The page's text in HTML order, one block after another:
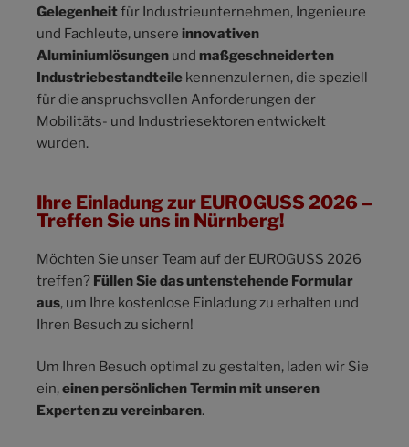
Gelegenheitfür Industrieunternehmen, Ingenieure
und Fachleute, unsere innovativen
Aluminiumlösungen und maßgeschneiderten
Industriebestandteile kennenzulernen, die speziell
für die anspruchsvollen Anforderungen der
Mobilitäts- und Industriesektoren entwickelt
wurden.
Ihre Einladung zur EUROGUSS 2026 –
Treffen Sie uns in Nürnberg!
Möchten Sie unser Team auf der EUROGUSS 2026
treffen? Füllen Sie das untenstehende Formular
aus, um Ihre kostenlose Einladung zu erhalten und
Ihren Besuch zu sichern!
Um Ihren Besuch optimal zu gestalten, laden wir Sie
ein,einen persönlichen Termin mit unseren
Experten zu vereinbaren.